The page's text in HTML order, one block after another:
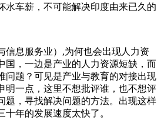
水车薪，不可能解决印度由来已久的
信息服务业）,为何也会出现人力资
国，一边是产业的人力资源短缺，而
问题？可见是产业与教育的对接出现
明一点，这里不想批评谁，也不想评
题，寻找解决问题的方法。出现这样
年的发展速度太快了。